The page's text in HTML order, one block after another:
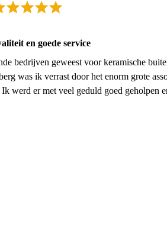
en goede service
bedrijven geweest voor keramische
was ik verrast door het enorm grote
werd er met veel geduld goed geholpen